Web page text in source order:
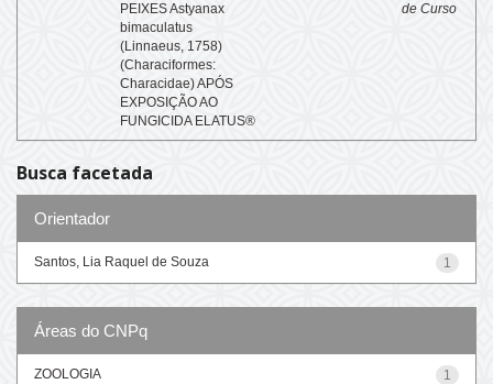
PEIXES Astyanax
bimaculatus
(Linnaeus, 1758)
(Characiformes:
Characidae) APÓS
EXPOSIÇÃO AO
FUNGICIDA ELATUS®
de Curso
Busca facetada
Orientador
1
Santos, Lia Raquel de Souza
Áreas do CNPq
1
ZOOLOGIA